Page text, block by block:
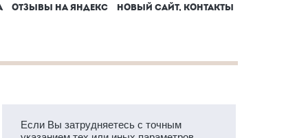
ОТЗЫВЫ НА ЯНДЕКС НОВЫЙ САЙТ, КОНТАКТЫ
Если Вы затрудняетесь с точным